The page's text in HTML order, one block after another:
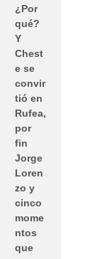
¿Por
qué?
Y
Chest
e se
convir
tió en
Rufea,
por
fin
Jorge
Loren
zo y
cinco
mome
ntos
que